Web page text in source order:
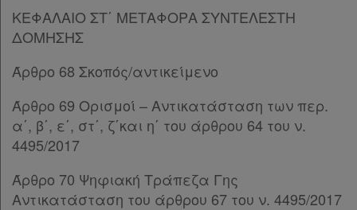
Παρ.1
Παρ.2
Άρθρο 128 [-]
Παρ.2
Άρθρο 129
Άρθρο 130
Άρθρο 131
Άρθρο 132 [-]
ΚΕΦΑΛΑΙΟ ΣΤ΄ ΜΕΤΑΦΟΡΑ ΣΥΝΤΕΛΕΣΤΗ
ΔΟΜΗΣΗΣ
Άρθρο 68 Σκοπός/αντικείμενο
Άρθρο 69 Ορισμοί – Αντικατάσταση των περ.
α΄, β΄, ε΄, στ΄, ζ΄και η΄ του άρθρου 64 του ν.
4495/2017
Άρθρο 70 Ψηφιακή Τράπεζα Γης
Αντικατάσταση του άρθρου 67 του ν. 4495/2017